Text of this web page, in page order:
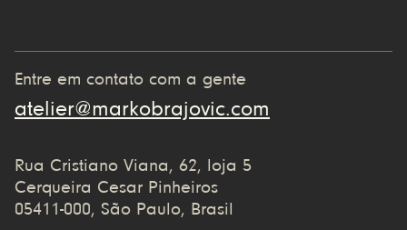
Entre em contato com a gente
atelier@markobrajovic.com
Rua Cristiano Viana, 62, loja 5
Cerqueira Cesar Pinheiros
05411-000, São Paulo, Brasil